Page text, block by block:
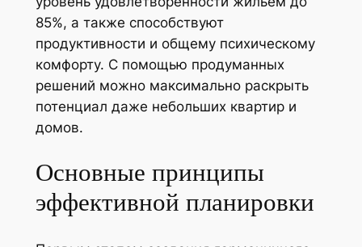
85%, а также способствуют
продуктивности и общему психическому
комфорту. С помощью продуманных
решений можно максимально раскрыть
потенциал даже небольших квартир и
домов.
Основные принципы
эффективной планировки